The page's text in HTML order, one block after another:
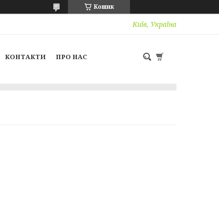
Кошик
Київ, Україна
КОНТАКТИ ПРО НАС